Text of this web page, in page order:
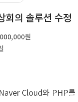
회의 솔루션 수정
원
Cloud와 PHP를